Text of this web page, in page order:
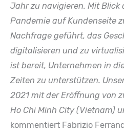
Jahr zu navigieren. Mit
Pandemie auf Kundenseite
Nachfrage geführt, das
digitalisieren und zu
ist bereit, Unternehmen in
Zeiten zu unterstützen.
2021 mit der Eröffnung von
Ho Chi Minh City (Vietnam)
kommentiert Fabrizio